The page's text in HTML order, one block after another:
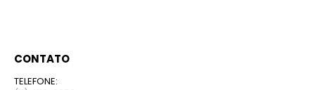
CONTATO
TELEFONE: